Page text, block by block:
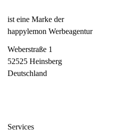
ist eine Marke der
happylemon Werbeagentur
Weberstraße 1
52525 Heinsberg
Deutschland
Services